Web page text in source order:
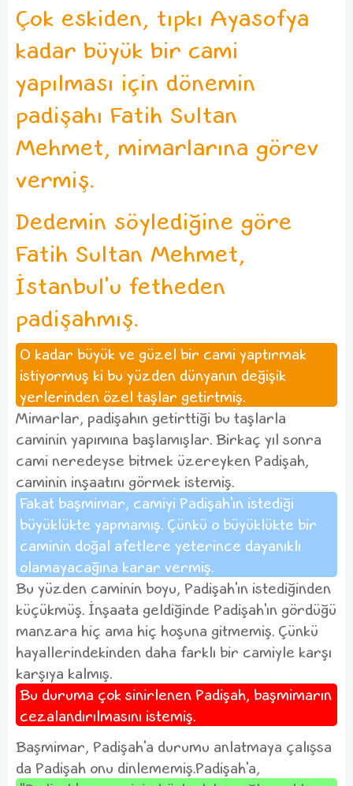
Çok eskiden, tıpkı Ayasofya
kadar büyük bir cami
yapılması için dönemin
padişahı Fatih Sultan
Mehmet, mimarlarına görev
vermiş.
Dedemin söylediğine göre
Fatih Sultan Mehmet,
İstanbul'u fetheden
padişahmış.
O kadar büyük ve güzel bir cami yaptırmak
istiyormuş ki bu yüzden dünyanın değişik
yerlerinden özel taşlar getirtmiş.
Mimarlar, padişahın getirttiği bu taşlarla
caminin yapımına başlamışlar. Birkaç yıl sonra
cami neredeyse bitmek üzereyken Padişah,
caminin inşaatını görmek istemiş.
Fakat başmimar, camiyi Padişah'ın istediği
büyüklükte yapmamış. Çünkü o büyüklükte bir
caminin doğal afetlere yeterince dayanıklı
olamayacağına karar vermiş.
Bu yüzden caminin boyu, Padişah'ın istediğinden
küçükmüş. İnşaata geldiğinde Padişah'ın gördüğü
manzara hiç ama hiç hoşuna gitmemiş. Çünkü
hayallerindekinden daha farklı bir camiyle karşı
karşıya kalmış.
Bu duruma çok sinirlenen Padişah, başmimarın
cezalandırılmasını istemiş.
Başmimar, Padişah'a durumu anlatmaya çalışsa
da Padişah onu dinlememiş.Padişah'a,